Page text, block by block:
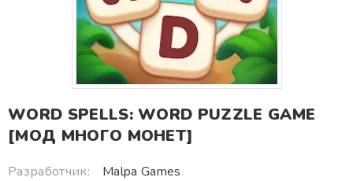
WORD SPELLS: WORD PUZZLE GAME
[МОД МНОГО МОНЕТ]
Разработчик:
Malpa Games